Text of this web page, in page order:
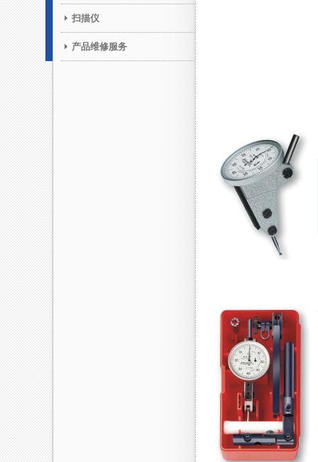
扫描仪
产品维修服务